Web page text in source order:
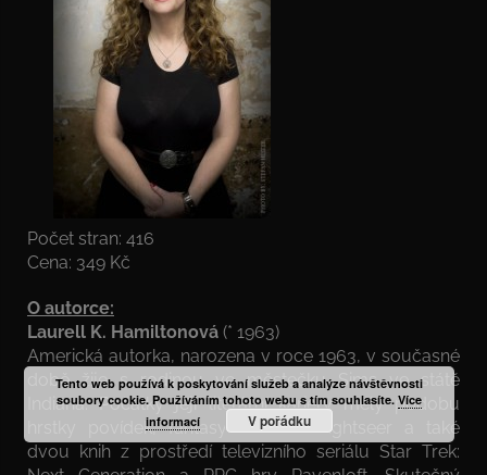
Počet stran: 416
Cena: 349 Kč
O autorce:
Laurell K. Hamiltonová (* 1963)
Americká autorka, narozena v roce 1963, v současné
době žije s rodinou ve městečku Sims ve státě
Indiana. Počátky její literární kariéry měly podobu
hrstky povídek, fantasy románu Nightseer a také
dvou knih z prostředí televizního seriálu Star Trek:
Tento web používá k poskytování služeb a analýze návštěvnosti
soubory cookie. Používáním tohoto webu s tím souhlasíte.Více
informací
V pořádku